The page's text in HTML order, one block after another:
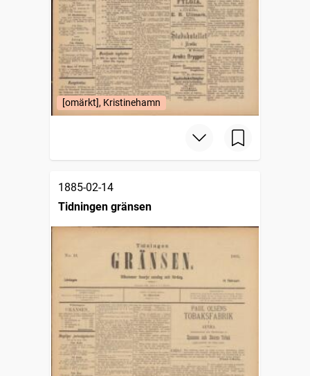
[omärkt], Kristinehamn
1885-02-14
Tidningen gränsen